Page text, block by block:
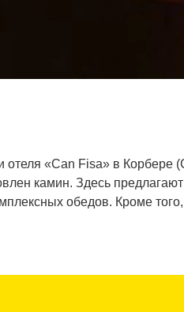
«Can Fisa» в
камин. Здесь
обедов. Кроме